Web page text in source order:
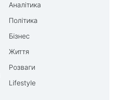
Аналітика
Політика
Бізнес
Життя
Розваги
Lifestyle